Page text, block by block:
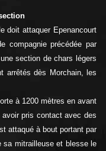
doit attaquer Epenancourt
compagnie précédée par
section de chars légers
arrêtés dès Morchain, les
à 1200 mètres en avant
pris contact avec des
attaqué à bout portant par
sa mitrailleuse et blesse le